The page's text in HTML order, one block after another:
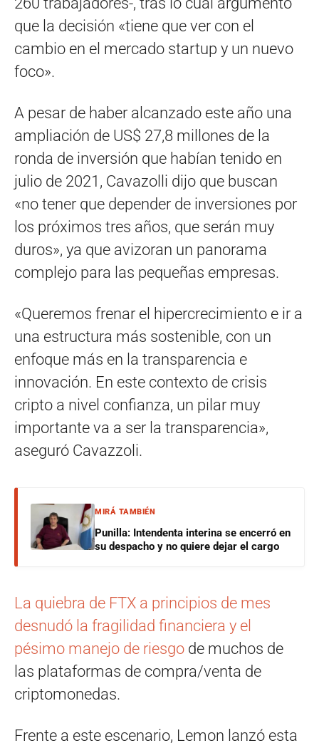
que la decisión «tiene que ver con el
cambio en el mercado startup y un nuevo
foco».
A pesar de haber alcanzado este año una
ampliación de US$ 27,8 millones de la
ronda de inversión que habían tenido en
julio de 2021, Cavazolli dijo que buscan
«no tener que depender de inversiones por
los próximos tres años, que serán muy
duros», ya que avizoran un panorama
complejo para las pequeñas empresas.
«Queremos frenar el hipercrecimiento e ir a
una estructura más sostenible, con un
enfoque más en la transparencia e
innovación. En este contexto de crisis
cripto a nivel confianza, un pilar muy
importante va a ser la transparencia»,
aseguró Cavazzoli.
MIRÁ TAMBIÉN
Punilla: Intendenta interina se encerró en
su despacho y no quiere dejar el cargo
La quiebra de FTX a principios de mes
desnudó la fragilidad financiera y el
pésimo manejo de riesgo de muchos de
las plataformas de compra/venta de
criptomonedas.
Frente a este escenario, Lemon lanzó esta